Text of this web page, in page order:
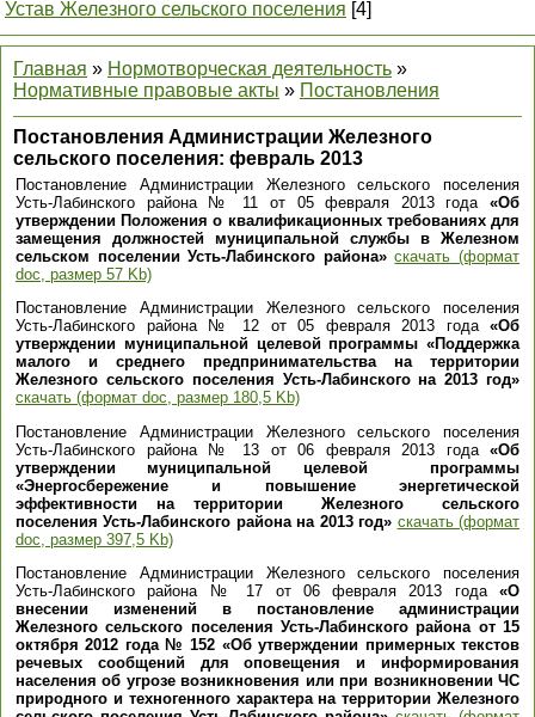
Устав Железного сельского поселения [4]
Главная » Нормотворческая деятельность »
Нормативные правовые акты » Постановления
Постановления Администрации Железного
сельского поселения: февраль 2013
Постановление Администрации Железного сельского поселения
Усть-Лабинского района № 11 от 05 февраля 2013 года «Об
утверждении Положения о квалификационных требованиях для
замещения должностей муниципальной службы в Железном
сельском поселении Усть-Лабинского района» скачать (формат
doc, размер 57 Kb)
Постановление Администрации Железного сельского поселения
Усть-Лабинского района № 12 от 05 февраля 2013 года «Об
утверждении муниципальной целевой программы «Поддержка
малого и среднего предпринимательства на территории
Железного сельского поселения Усть-Лабинского на 2013 год»
скачать (формат doc, размер 180,5 Kb)
Постановление Администрации Железного сельского поселения
Усть-Лабинского района № 13 от 06 февраля 2013 года «Об
утверждении муниципальной целевой программы
«Энергосбережение и повышение энергетической
эффективности на территории Железного сельского
поселения Усть-Лабинского района на 2013 год» скачать (формат
doc, размер 397,5 Kb)
Постановление Администрации Железного сельского поселения
Усть-Лабинского района № 17 от 06 февраля 2013 года «О
внесении изменений в постановление администрации
Железного сельского поселения Усть-Лабинского района от 15
октября 2012 года № 152 «Об утверждении примерных текстов
речевых сообщений для оповещения и информирования
населения об угрозе возникновения или при возникновении ЧС
природного и техногенного характера на территории Железного